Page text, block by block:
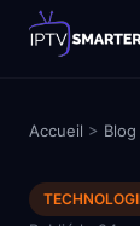
Accueil > Blog